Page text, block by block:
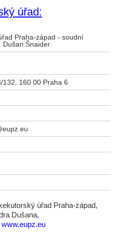
úřad:
Praha-západ - soudní
Dušan Šnaider
132, 160 00 Praha 6
úřad Praha-západ,
Dušana,
www.eupz.eu